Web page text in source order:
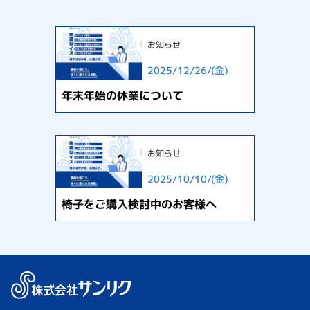
お知らせ
2025/12/26/(金)
年末年始の休業について
お知らせ
2025/10/10/(金)
椅子をご購入検討中のお客様へ